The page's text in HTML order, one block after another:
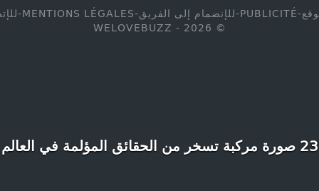
23 صورة مركبة تسخر من الحقائق المؤلمة في العالم
-
PUBLICITÉ
-للإنضمام إلى الفريق-
MENTIONS LÉGALES
-
© WELOVEBUZZ - 2026